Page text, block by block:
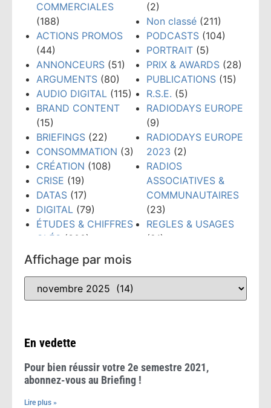
COMMERCIALES
(188)
ACTIONS PROMOS
(44)
ANNONCEURS (51)
ARGUMENTS (80)
AUDIO DIGITAL (115)
BRAND CONTENT
(15)
BRIEFINGS (22)
CONSOMMATION (3)
CRÉATION (108)
CRISE (19)
DATAS (17)
DIGITAL (79)
ÉTUDES & CHIFFRES
CLÉS (300)
ÉVÉNEMENTS
(159)
FORMATION(148)
GRANDS PRIX PUB
RADIO
(10)
(2)
Non classé (211)
PODCASTS (104)
PORTRAIT (5)
PRIX & AWARDS (28)
PUBLICATIONS (15)
R.S.E. (5)
RADIODAYS EUROPE
(9)
RADIODAYS EUROPE
2023 (2)
RADIOS
ASSOCIATIVES &
COMMUNAUTAIRES
(23)
REGLES & USAGES
(21)
Affichage par mois
En vedette
Pour bien réussir votre 2e semestre 2021,
abonnez-vous au Briefing !
Lire plus »